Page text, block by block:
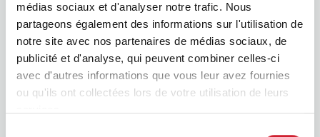
médias sociaux et d'analyser notre trafic. Nous
partageons également des informations sur l'utilisation de
notre site avec nos partenaires de médias sociaux, de
publicité et d'analyse, qui peuvent combiner celles-ci
avec d'autres informations que vous leur avez fournies
ou qu'ils ont collectées lors de votre utilisation de leurs
BNI